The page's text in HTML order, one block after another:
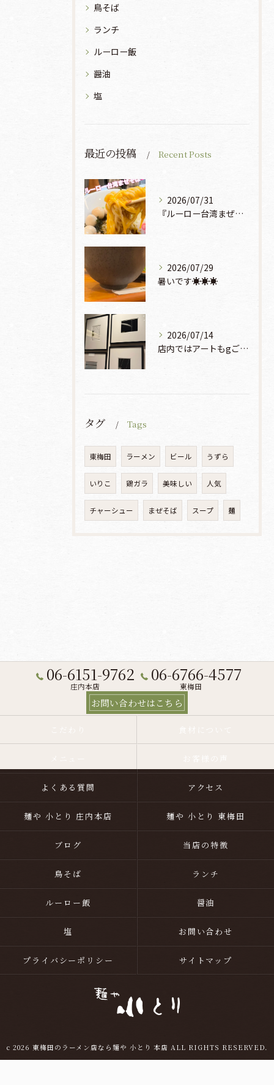
鳥そば
ランチ
ルーロー飯
醤油
塩
最近の投稿 Recent Posts
2026/07/31
『ルーロー台湾まぜそば』930円🍜🫧
2026/07/29
暑いです☀️☀️☀️
2026/07/14
店内ではアートもgご鑑賞いただけます♡♡♡
タグ Tags
東梅田 ラーメン ビール うずら
いりこ 鶏ガラ 美味しい 人気
チャーシュー まぜそば スープ 麺
06-6151-9762
庄内本店
06-6766-4577
東梅田
お問い合わせはこちら
よくある質問 アクセス
麺や 小とり 庄内本店 麺や 小とり 東梅田
ブログ 当店の特徴
鳥そば ランチ
ルーロー飯 醤油
塩 お問い合わせ
プライバシーポリシー サイトマップ
c 2026 東梅田のラーメン店なら麺や 小とり 本店 ALL RIGHTS RESERVED.